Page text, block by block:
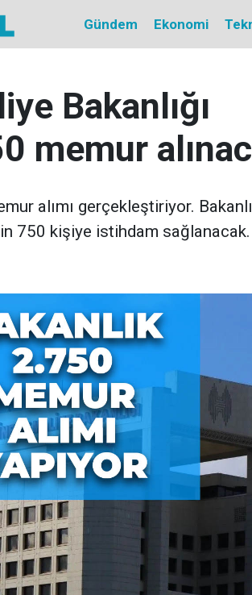
Gündem Ekonomi
Bakanlığı
memur
alımı gerçekleştiriyor.
750 kişiye istihdam